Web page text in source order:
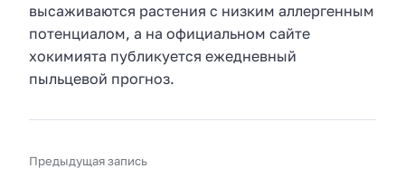
высаживаются растения с низким аллергенным
потенциалом, а на официальном сайте
хокимията публикуется ежедневный
пыльцевой прогноз.
Предыдущая запись